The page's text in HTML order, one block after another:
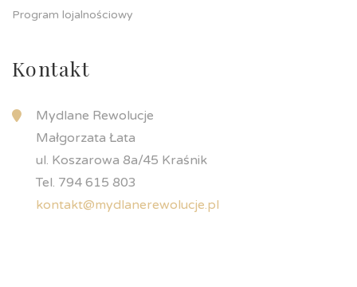
Program lojalnościowy
Kontakt
Mydlane Rewolucje
Małgorzata Łata
ul. Koszarowa 8a/45 Kraśnik
Tel. 794 615 803
kontakt@mydlanerewolucje.pl